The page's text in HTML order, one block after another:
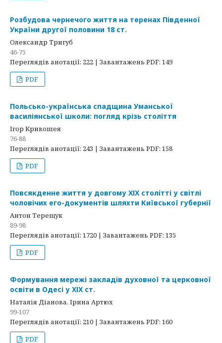
Розбудова чернечого життя на теренах Південної
України другої половини 18 ст.
Олександр Тригуб
46-75
Переглядів анотації: 222 | Завантажень PDF: 149
PDF
Польсько-українська спадщина Уманської
василіянської школи: погляд крізь століття
Ігор Кривошея
76-88
Переглядів анотації: 243 | Завантажень PDF: 158
PDF
Повсякденне життя у довгому ХІХ столітті у світлі
чоловічих его-документів шляхти Київської губернії
Антон Терещук
89-98
Переглядів анотації: 1720 | Завантажень PDF: 135
PDF
Формування мережі закладів духовної та церковної
освіти в Одесі у ХІХ ст.
Наталія Діанова, Ірина Артюх
99-107
Переглядів анотації: 210 | Завантажень PDF: 160
PDF